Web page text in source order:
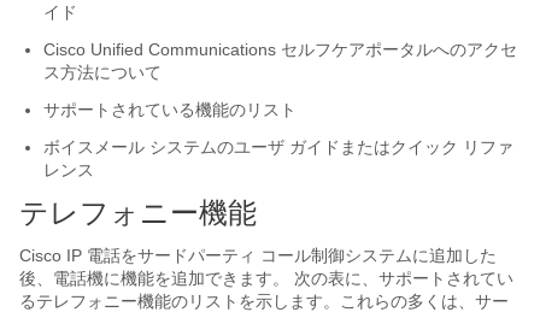
イド
Cisco Unified Communications セルフケアポータルへのアクセ
ス方法について
サポートされている機能のリスト
ボイスメール システムのユーザ ガイドまたはクイック リファ
レンス
テレフォニー機能
Cisco IP 電話をサードパーティ コール制御システムに追加した
後、電話機に機能を追加できます。 次の表に、サポートされてい
るテレフォニー機能のリストを示します。これらの多くは、サー